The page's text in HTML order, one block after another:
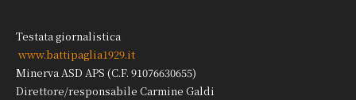
Testata giornalistica
www.battipaglia1929.it
Minerva ASD APS (C.F. 91076630655)
Direttore/responsabile Carmine Galdi